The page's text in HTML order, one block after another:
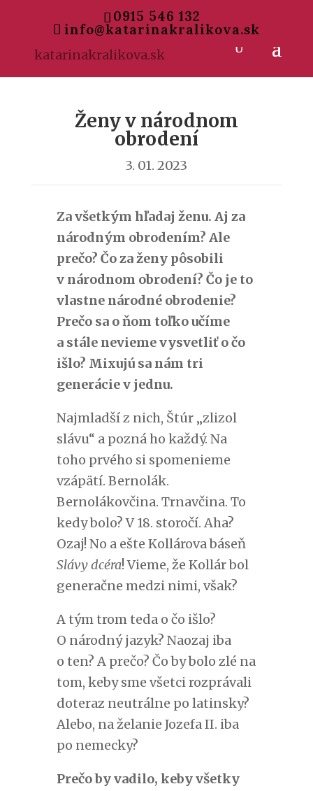
0915 546 132
info@katarinakralikova.sk
Ženy v národnom
obrodení
3. 01. 2023
Za všetkým hľadaj ženu. Aj za
národným obrodením? Ale
prečo? Čo za ženy pôsobili
v národnom obrodení? Čo je to
vlastne národné obrodenie?
Prečo sa o ňom toľko učíme
a stále nevieme vysvetliť o čo
išlo? Mixujú sa nám tri
generácie v jednu.
Najmladší z nich, Štúr „zlizol
slávu“ a pozná ho každý. Na
toho prvého si spomenieme
vzápätí. Bernolák.
Bernolákovčina. Trnavčina. To
kedy bolo? V 18. storočí. Aha?
Ozaj! No a ešte Kollárova báseň
Slávy dcéra! Vieme, že Kollár bol
generačne medzi nimi, však?
A tým trom teda o čo išlo?
O národný jazyk? Naozaj iba
o ten? A prečo? Čo by bolo zlé na
tom, keby sme všetci rozprávali
doteraz neutrálne po latinsky?
Alebo, na želanie Jozefa II. iba
po nemecky?
Prečo by vadilo, keby všetky